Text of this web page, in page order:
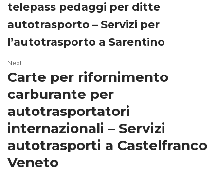
telepass pedaggi per ditte
autotrasporto – Servizi per
l’autotrasporto a Sarentino
Next
Carte per rifornimento
carburante per
autotrasportatori
internazionali – Servizi
autotrasporti a Castelfranco
Veneto